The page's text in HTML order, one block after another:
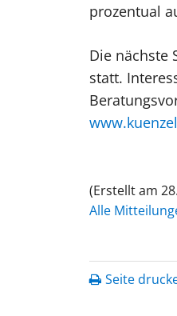
prozentual
Die nächste
statt.
(Erstellt am
Alle
Seite